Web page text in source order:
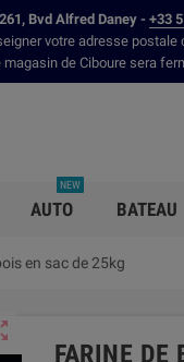
Bvd Alfred Daney - +33
votre adresse
magasin de Ciboure sera
AUTO
NEW
BATEAU
en sac de 25kg
FARINE DE